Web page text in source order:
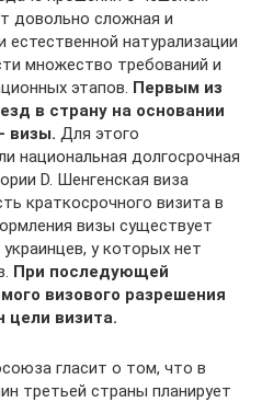
довольно сложная и
натурализации
множество требований и
этапов. Первым из
в страну на основании
визы. Для этого
национальная долгосрочная
D. Шенгенская виза
краткосрочного визита в
визы существует
у которых нет
При последующей
визового разрешения
цели визита.
гласит о том, что в
третьей страны планирует